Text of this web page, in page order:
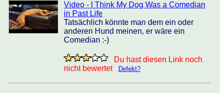
Video - I Think My Dog Was a Comedian
in Past Life
Tatsächlich könnte man dem ein oder
anderen Hund meinen, er wäre ein
Comedian :-)
Du hast diesen Link noch
nicht bewertet
Defekt?